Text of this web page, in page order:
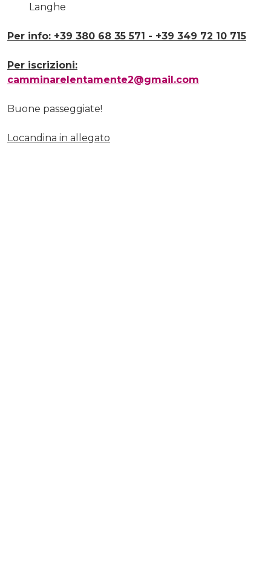
Langhe
Per info: +39 380 68 35 571 - +39 349 72 10 715
Per iscrizioni:
camminarelentamente2@gmail.com
Buone passeggiate!
Locandina in allegato